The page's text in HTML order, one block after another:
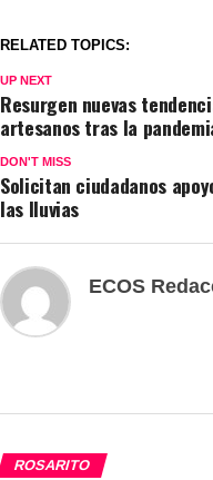
RELATED TOPICS:
UP NEXT
Resurgen nuevas
artesanos tras la
DON'T MISS
Solicitan ciudadanos
las lluvias
ECOS
ROSARITO